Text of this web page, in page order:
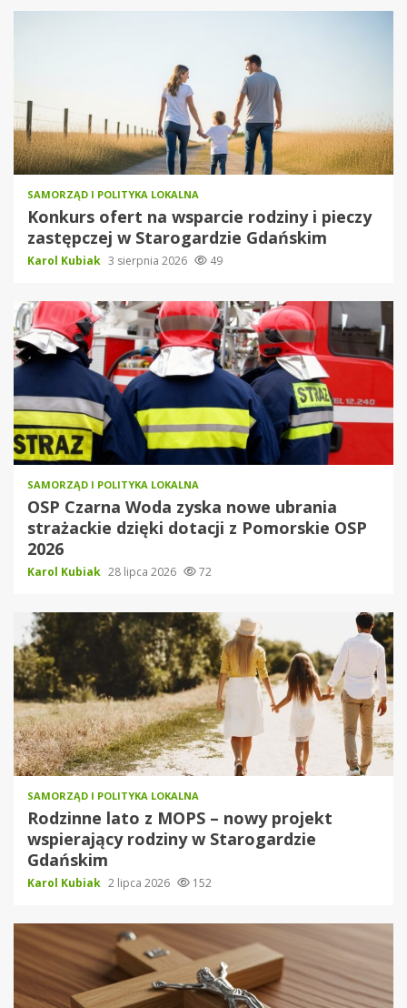
SAMORZĄD I POLITYKA LOKALNA
Konkurs ofert na wsparcie rodziny i pieczy
zastępczej w Starogardzie Gdańskim
Karol Kubiak 3 sierpnia 2026 49
SAMORZĄD I POLITYKA LOKALNA
OSP Czarna Woda zyska nowe ubrania
strażackie dzięki dotacji z Pomorskie OSP
2026
Karol Kubiak 28 lipca 2026 72
SAMORZĄD I POLITYKA LOKALNA
Rodzinne lato z MOPS – nowy projekt
wspierający rodziny w Starogardzie
Gdańskim
Karol Kubiak 2 lipca 2026 152